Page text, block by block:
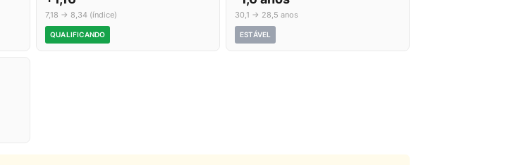
7,18 → 8,34 (índice)
QUALIFICANDO
30,1 → 28,5 anos
ESTÁVEL